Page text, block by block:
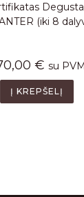
(iki 8
€ su
Į KREPŠELĮ